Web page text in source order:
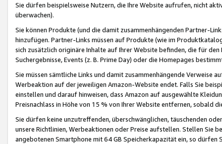
Sie dürfen beispielsweise Nutzern, die Ihre Website aufrufen, nicht
überwachen).
Sie können Produkte (und die damit zusammenhängenden Partner-
hinzufügen. Partner-Links müssen auf Produkte (wie im
sich zusätzlich originäre Inhalte auf Ihrer Website befinden, die für
Suchergebnisse, Events (z. B. Prime Day) oder die Homepages
Sie müssen sämtliche Links und damit zusammenhängende
Werbeaktion auf der jeweiligen Amazon-Website endet. Falls Sie
einstellen und darauf hinweisen, dass Amazon auf ausgewählte
Preisnachlass in Höhe von 15 % von Ihrer Website entfernen, sobald
Sie dürfen keine unzutreffenden, überschwänglichen, täuschenden
unsere Richtlinien, Werbeaktionen oder Preise aufstellen. Stellen Sie
angebotenen Smartphone mit 64 GB Speicherkapazität ein, so dürfen